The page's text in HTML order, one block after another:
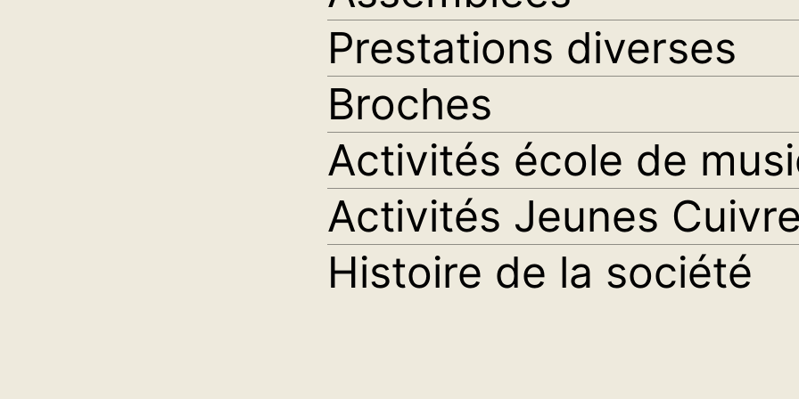
Prestations diverses
Broches
Activités école de
Activités Jeunes
Histoire de la société